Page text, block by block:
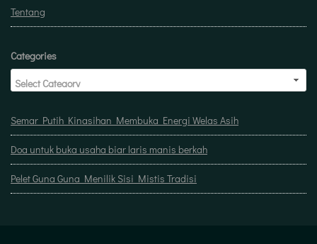
Tentang
Categories
Semar Putih Kinasihan Membuka Energi Welas Asih
Doa untuk buka usaha biar laris manis berkah
Pelet Guna Guna Menilik Sisi Mistis Tradisi